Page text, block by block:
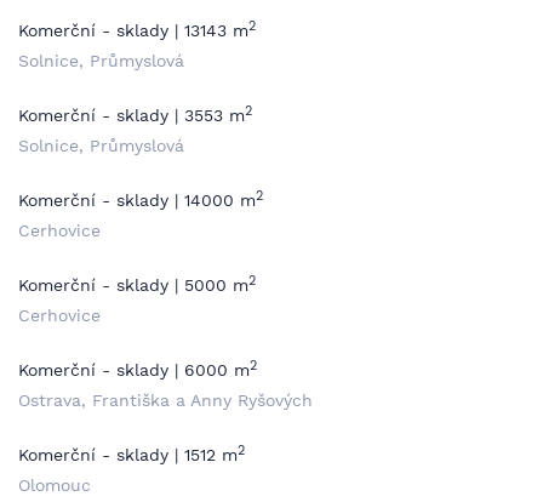
Komerční - sklady | 13143 m2
Solnice, Průmyslová
Komerční - sklady | 3553 m2
Solnice, Průmyslová
Komerční - sklady | 14000 m2
Cerhovice
Komerční - sklady | 5000 m2
Cerhovice
Komerční - sklady | 6000 m2
Ostrava, Františka a Anny Ryšových
Komerční - sklady | 1512 m2
Olomouc